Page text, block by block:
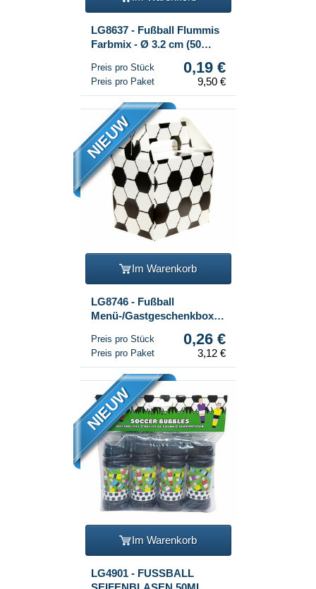
LG8637 - Fußball Flummis
Farbmix - Ø 3.2 cm (50
Preis pro Stück 0,19 €
Preis pro Paket 9,50 €
NIEUW
Im Warenkorb
LG8746 - Fußball
Menü-/Gastgeschenkboxen
Preis pro Stück 0,26 €
Preis pro Paket 3,12 €
NIEUW
Im Warenkorb
LG4901 - FUSSBALL